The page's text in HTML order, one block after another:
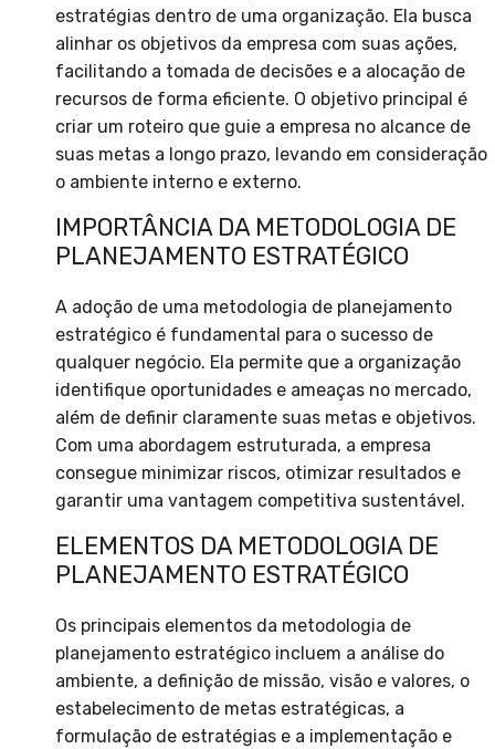
estratégias dentro de uma organização. Ela busca
alinhar os objetivos da empresa com suas ações,
facilitando a tomada de decisões e a alocação de
recursos de forma eficiente. O objetivo principal é
criar um roteiro que guie a empresa no alcance de
suas metas a longo prazo, levando em consideração
o ambiente interno e externo.
IMPORTÂNCIA DA METODOLOGIA DE
PLANEJAMENTO ESTRATÉGICO
A adoção de uma metodologia de planejamento
estratégico é fundamental para o sucesso de
qualquer negócio. Ela permite que a organização
identifique oportunidades e ameaças no mercado,
além de definir claramente suas metas e objetivos.
Com uma abordagem estruturada, a empresa
consegue minimizar riscos, otimizar resultados e
garantir uma vantagem competitiva sustentável.
ELEMENTOS DA METODOLOGIA DE
PLANEJAMENTO ESTRATÉGICO
Os principais elementos da metodologia de
planejamento estratégico incluem a análise do
ambiente, a definição de missão, visão e valores, o
estabelecimento de metas estratégicas, a
formulação de estratégias e a implementação e